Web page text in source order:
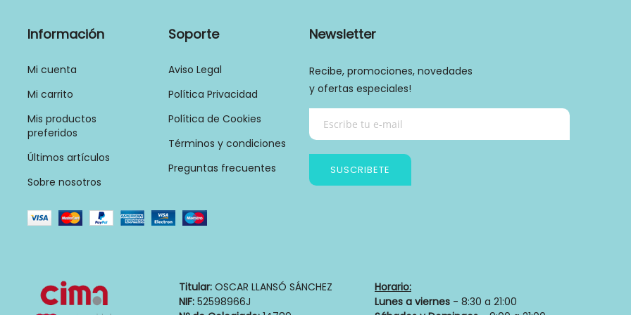
Información
Mi cuenta
Mi carrito
Mis productos
preferidos
Últimos artículos
Sobre nosotros
Soporte
Aviso Legal
Política Privacidad
Política de Cookies
Términos y condiciones
Preguntas frecuentes
Newsletter
Recibe, promociones, novedades
y ofertas especiales!
SUSCRIBETE
Política de privacidad
Titular: OSCAR LLANSÓ SÁNCHEZ
NIF: 52598966J
Horario:
Lunes a viernes - 8:30 a 21:00